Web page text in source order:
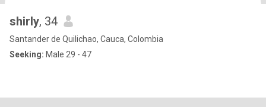
shirly, 34
Santander de Quilichao, Cauca, Colombia
Seeking: Male 29 - 47